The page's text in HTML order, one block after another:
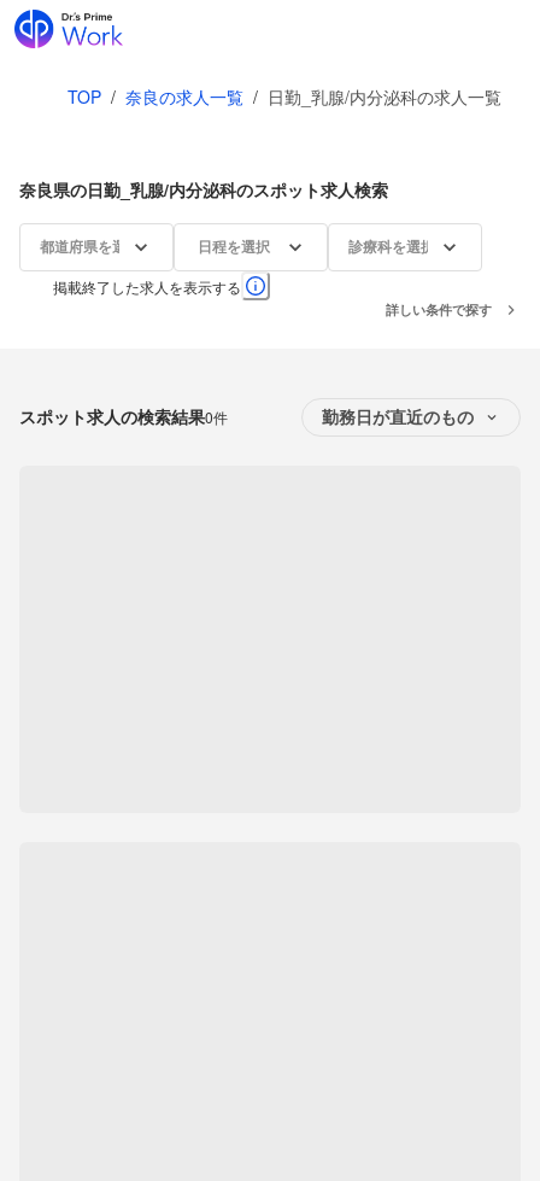
TOP / 奈良の求人一覧 / 日勤_乳腺/内分泌科の求人一覧
奈良県の日勤_乳腺/内分泌科のスポット求人検索
都道府県を選択 日程を選択 診療科を選択
掲載終了した求人を表示する
詳しい条件で探す
スポット求人の検索結果0件 勤務日が直近のもの